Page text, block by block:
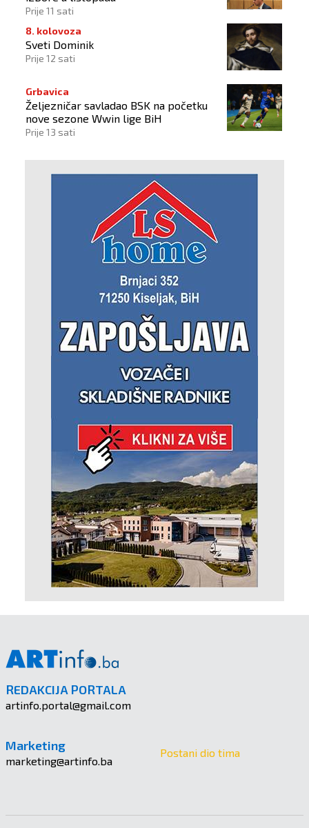
Prije 11 sati
8. kolovoza
Sveti Dominik
Prije 12 sati
Grbavica
Željezničar savladao BSK na početku
nove sezone Wwin lige BiH
Prije 13 sati
REDAKCIJA PORTALA
artinfo.portal@gmail.com
Marketing
marketing@artinfo.ba
Postani dio tima